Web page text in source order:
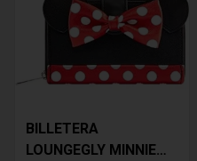
BILLETERA
LOUNGEGLY MINNIE